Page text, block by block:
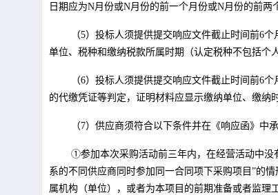
日期应为N月份或N月份的前一个月份或N月份的前两
（5）投标人须提供提交响应文件截止时间前6
单位、税种和缴纳税款所属时期（认定税种不包括个
（6）投标人须提供提交响应文件截止时间前6
的代缴凭证等判定，证明材料应显示缴纳单位、缴纳
（7）供应商须符合以下条件并在《响应函》中承
①参加本次采购活动前三年内，在经营活动中
系的不同供应商同时参加同一合同项下采购项目”的
属机构（单位），或者为本项目的前期准备或者监理